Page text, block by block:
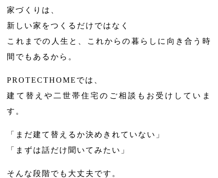
家づくりは、
新しい家をつくるだけではなく
これまでの人生と、これからの暮らしに向き合う時
間でもあるから。
PROTECTHOMEでは、
建て替えや二世帯住宅のご相談もお受けしていま
す。
「まだ建て替えるか決めきれていない」
「まずは話だけ聞いてみたい」
そんな段階でも大丈夫です。